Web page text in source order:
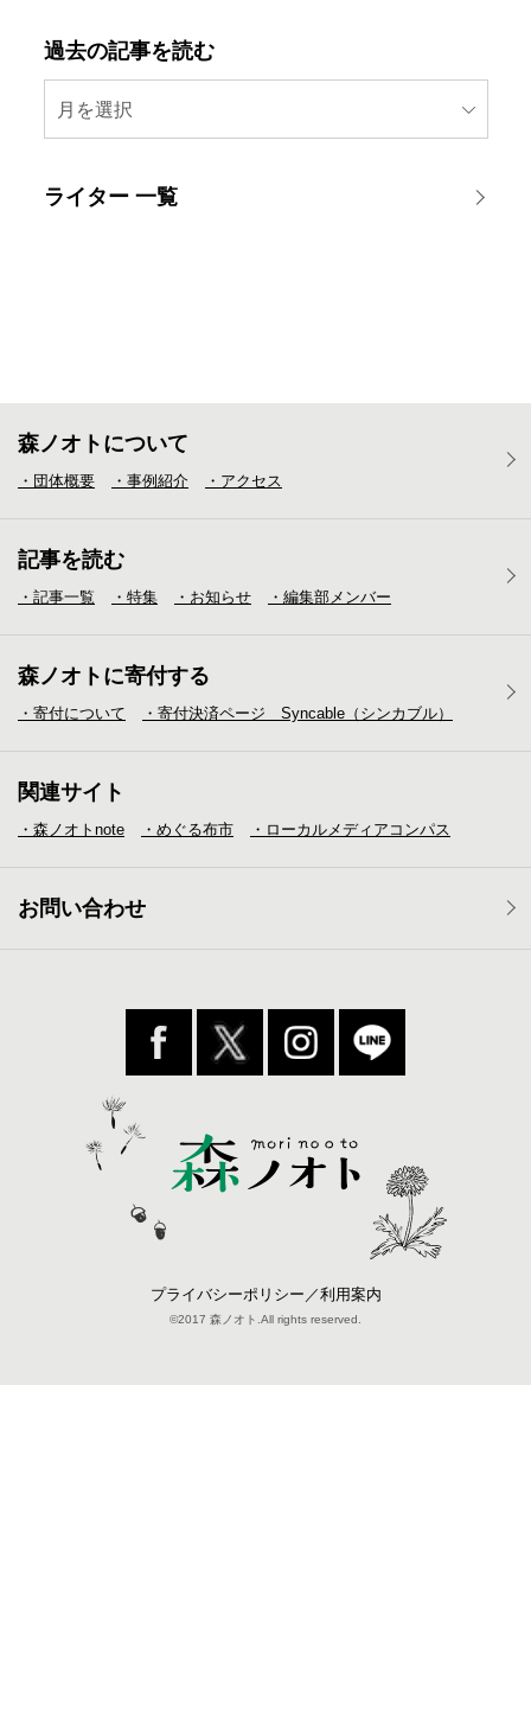
過去の記事を読む
月を選択
ライター 一覧
森ノオトについて
・団体概要 ・事例紹介 ・アクセス
記事を読む
・記事一覧 ・特集 ・お知らせ ・編集部メンバー
森ノオトに寄付する
・寄付について ・寄付決済ページ Syncable（シンカブル）
関連サイト
・森ノオトnote ・めぐる布市 ・ローカルメディア コンパス
お問い合わせ
プライバシーポリシー／利用案内
©2017 森ノオト.All rights reserved.